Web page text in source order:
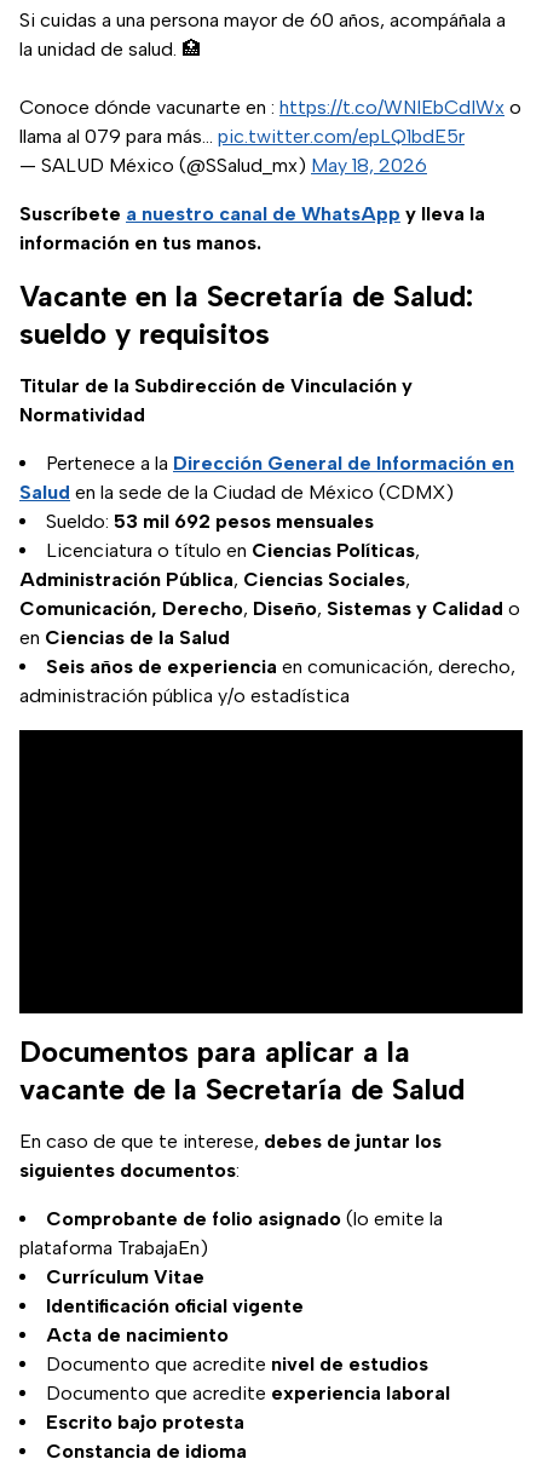
Si cuidas a una persona mayor de 60 años, acompáñala a
la unidad de salud. 🏥
Conoce dónde vacunarte en : https://t.co/WNIEbCdIWx o
llama al 079 para más… pic.twitter.com/epLQ1bdE5r
— SALUD México (@SSalud_mx) May 18, 2026
Suscríbete a nuestro canal de WhatsApp y lleva la
información en tus manos.
Vacante en la Secretaría de Salud:
sueldo y requisitos
Titular de la Subdirección de Vinculación y
Normatividad
Pertenece a la Dirección General de Información en
Salud en la sede de la Ciudad de México (CDMX)
Sueldo: 53 mil 692 pesos mensuales
Licenciatura o título en Ciencias Políticas,
Administración Pública, Ciencias Sociales,
Comunicación, Derecho, Diseño, Sistemas y Calidad o
en Ciencias de la Salud
Seis años de experiencia en comunicación, derecho,
administración pública y/o estadística
Documentos para aplicar a la
vacante de la Secretaría de Salud
En caso de que te interese, debes de juntar los
siguientes documentos:
Comprobante de folio asignado (lo emite la
plataforma TrabajaEn)
Currículum Vitae
Identificación oficial vigente
Acta de nacimiento
Documento que acredite nivel de estudios
Documento que acredite experiencia laboral
Escrito bajo protesta
Constancia de idioma